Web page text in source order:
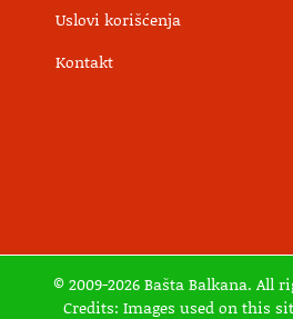
Uslovi korišćenja
Kontakt
© 2009-2026 Bašta Balkana. All
Credits: Images used on this